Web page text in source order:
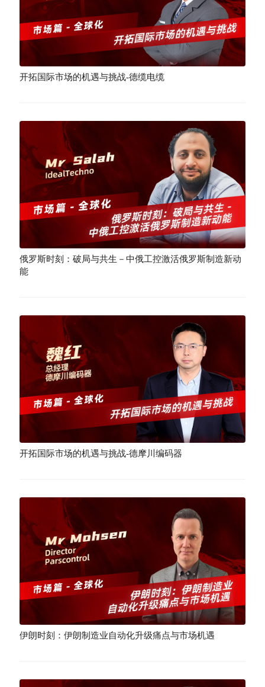
开拓国际市场的机遇与挑战-德缆电缆
俄罗斯时刻：破局与共生－中俄工控激活俄罗斯制造新动
能
开拓国际市场的机遇与挑战-德摩川编码器
伊朗时刻：伊朗制造业自动化升级痛点与市场机遇